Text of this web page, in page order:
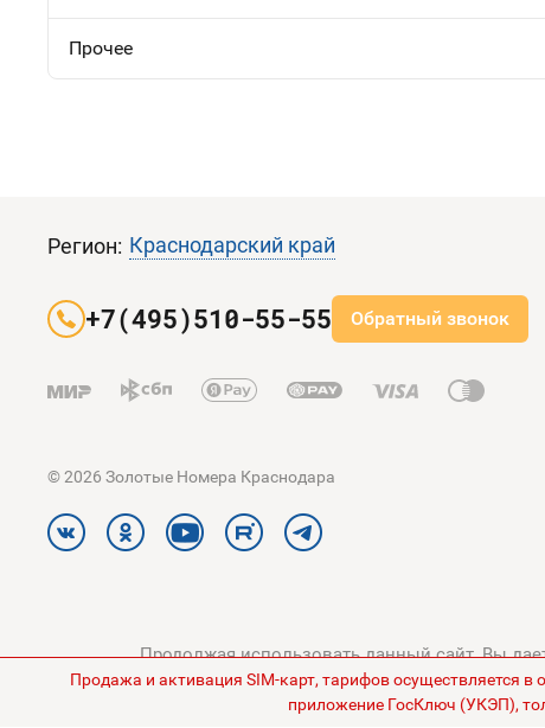
Прочее
Регион: Краснодарский край
+7(495)510-55-55 Обратный звонок
© 2026 Золотые Номера Краснодара
Продолжая использовать данный сайт, Вы
конфиденциальностии
Продажа и активация SIM-карт, тарифов осуществляется
приложение ГосКлюч (УКЭП),